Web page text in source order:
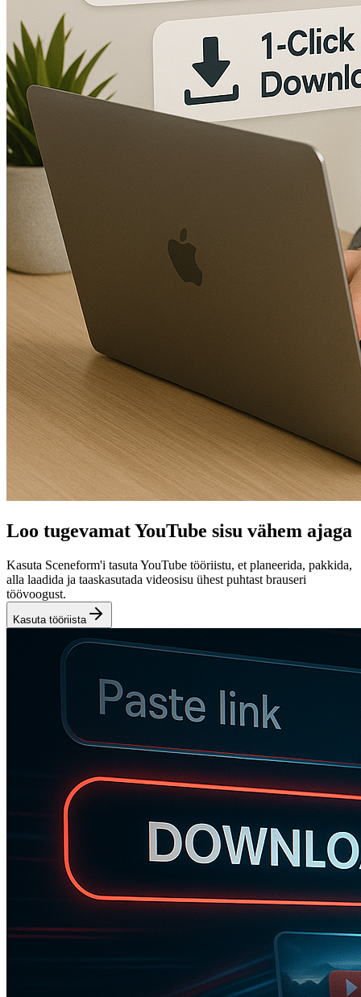
Loo tugevamat YouTube sisu vähem ajaga
Kasuta Sceneform'i tasuta YouTube tööriistu, et planeerida, pakkida,
alla laadida ja taaskasutada videosisu ühest puhtast brauseri
töövoogust.
Kasuta tööriista